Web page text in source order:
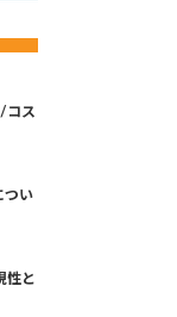
コス
つい
性と